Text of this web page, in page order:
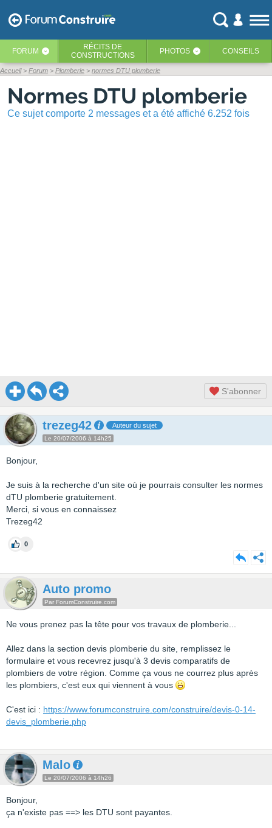
FORUM ‹ RÉCITS DE
CONSTRUCTIONS
PHOTOS ‹ CONSEILS
Accueil Forum Plomberie normes DTU plomberie
Normes DTU plomberie
Ce sujet comporte 2 messages et a été affiché 6.252 fois
S'abonner
trezeg42 Auteur du sujet
Le 20/07/2006 à 14h25
Bonjour,
Je suis à la recherche d'un site où je pourrais consulter les normes
dTU plomberie gratuitement.
Merci, si vous en connaissez
Trezeg42
0
Auto promo
Par ForumConstruire.com
Ne vous prenez pas la tête pour vos travaux de plomberie...
Allez dans la section devis plomberie du site, remplissez le
formulaire et vous recevrez jusqu'à 3 devis comparatifs de
plombiers de votre région. Comme ça vous ne courrez plus après
les plombiers, c'est eux qui viennent à vous
C'est ici : https://www.forumconstruire.com/construire/devis-0-14-
devis_plomberie.php
Malo
Le 20/07/2006 à 14h26
Bonjour,
ça n'existe pas ==> les DTU sont payantes.